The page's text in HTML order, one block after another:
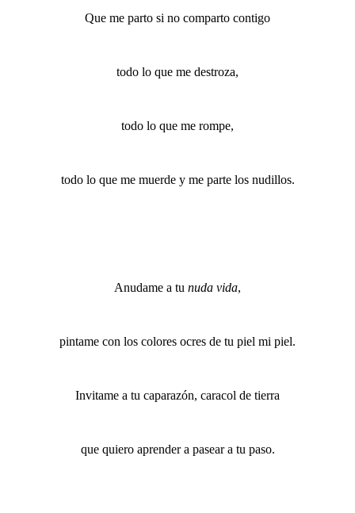
Que me parto si no comparto contigo
todo lo que me destroza,
todo lo que me rompe,
todo lo que me muerde y me parte los nudillos.
Anudame a tu ​ nuda vida,
pintame con los colores ocres de tu piel mi piel.
Invitame a tu caparazón, caracol de tierra
que quiero aprender a pasear a tu paso.